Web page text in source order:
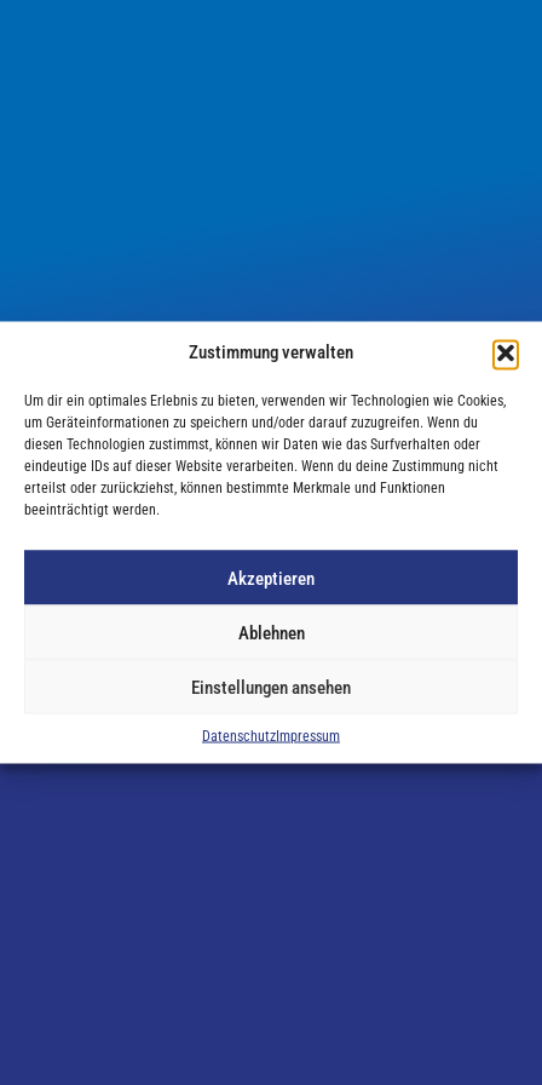
Zustimmung verwalten
Um dir ein optimales Erlebnis zu bieten, verwenden wir Technologien wie Cookies,
um Geräteinformationen zu speichern und/oder darauf zuzugreifen. Wenn du
diesen Technologien zustimmst, können wir Daten wie das Surfverhalten oder
eindeutige IDs auf dieser Website verarbeiten. Wenn du deine Zustimmung nicht
erteilst oder zurückziehst, können bestimmte Merkmale und Funktionen
beeinträchtigt werden.
Akzeptieren
Ablehnen
Einstellungen ansehen
DatenschutzImpressum
IN BEARBEITUNG
Aktuell befindet sich die Female Leadership Website
in Bearbeitung.
einmal vorbei.
KONTAKT